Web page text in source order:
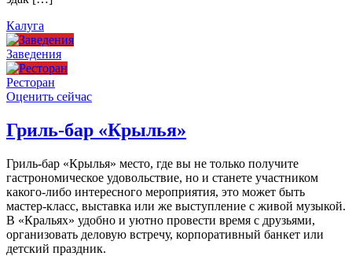
Калуга
Заведения
Ресторан
Оценить сейчас
Гриль-бар «Крылья»
Гриль-бар «Крылья» место, где вы не только получите
гастрономическое удовольствие, но и станете участником
какого-либо интересного мероприятия, это может быть
мастер-класс, выставка или же выступление с живой музыкой.
В «Кральях» удобно и уютно провести время с друзьями,
организовать деловую встречу, корпоративный банкет или
детский праздник.